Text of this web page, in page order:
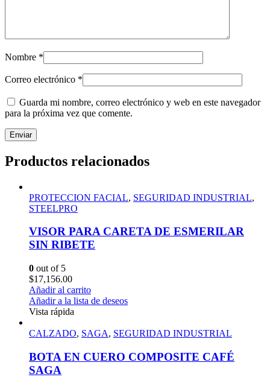
Nombre *
Correo electrónico *
Guarda mi nombre, correo electrónico y web en este navegador
para la próxima vez que comente.
Productos relacionados
PROTECCION FACIAL, SEGURIDAD INDUSTRIAL,
STEELPRO
VISOR PARA CARETA DE ESMERILAR
SIN RIBETE
0 out of 5
$17,156.00
Añadir al carrito
Añadir a la lista de deseos
Vista rápida
CALZADO, SAGA, SEGURIDAD INDUSTRIAL
BOTA EN CUERO COMPOSITE CAFÉ
SAGA